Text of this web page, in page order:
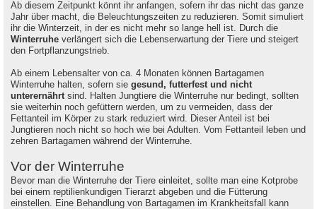
Ab diesem Zeitpunkt könnt ihr anfangen, sofern ihr das nicht das ganze
Jahr über macht, die Beleuchtungszeiten zu reduzieren. Somit simuliert
ihr die Winterzeit, in der es nicht mehr so lange hell ist. Durch die
Winterruhe verlängert sich die Lebenserwartung der Tiere und steigert
den Fortpflanzungstrieb.
Ab einem Lebensalter von ca. 4 Monaten können Bartagamen
Winterruhe halten, sofern sie gesund, futterfest und nicht
unterernährtsind. Halten Jungtiere die Winterruhe nur bedingt, sollten
sie weiterhin noch gefüttern werden, um zu vermeiden, dass der
Fettanteil im Körper zu stark reduziert wird. Dieser Anteil ist bei
Jungtieren noch nicht so hoch wie bei Adulten. Vom Fettanteil leben und
zehren Bartagamen während der Winterruhe.
Vor der Winterruhe
Bevor man die Winterruhe der Tiere einleitet, sollte man eine Kotprobe
bei einem reptilienkundigen Tierarzt abgeben und die Fütterung
einstellen. Eine Behandlung von Bartagamen im Krankheitsfall kann